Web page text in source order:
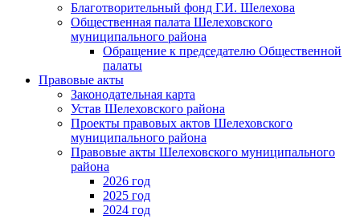
Благотворительный фонд Г.И. Шелехова
Общественная палата Шелеховского
муниципального района
Обращение к председателю Общественной
палаты
Правовые акты
Законодательная карта
Устав Шелеховского района
Проекты правовых актов Шелеховского
муниципального района
Правовые акты Шелеховского муниципального
района
2026 год
2025 год
2024 год